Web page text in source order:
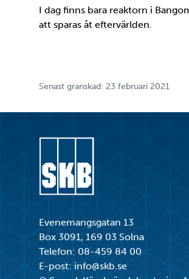
I dag finns bara reaktorn i
att sparas åt eftervärlden.
Senast granskad: 23 februari 2021
Evenemangsgatan 13
Box 3091, 169 03 Solna
Telefon: 08-459 84 00
E-post: info@skb.se